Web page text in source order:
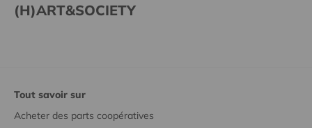
(H)ART&SOCIETY
Tout savoir sur
Acheter des parts coopératives